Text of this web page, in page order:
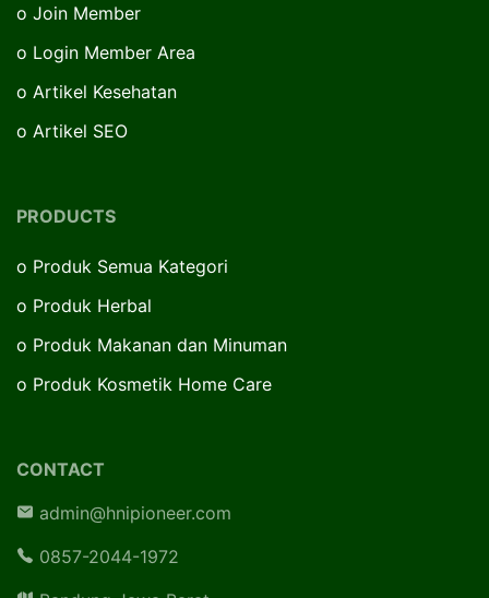
o Join Member
o Login Member Area
o Artikel Kesehatan
o Artikel SEO
PRODUCTS
o Produk Semua Kategori
o Produk Herbal
o Produk Makanan dan Minuman
o Produk Kosmetik Home Care
CONTACT
admin@hnipioneer.com
0857-2044-1972